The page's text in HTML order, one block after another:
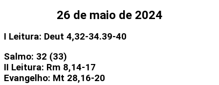
26 de maio de 2024
I Leitura: Deut 4,32-34.39-40
Salmo: 32 (33)
II Leitura: Rm 8,14-17
Evangelho: Mt 28,16-20